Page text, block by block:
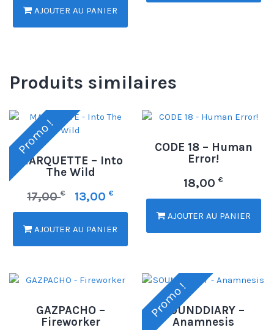
AJOUTER AU PANIER
Produits similaires
Promo !
MARQUETTE – Into
The Wild
17,00€ 13,00€
AJOUTER AU PANIER
CODE 18 – Human
Error!
18,00€
AJOUTER AU PANIER
GAZPACHO –
Fireworker
Promo !
SOUNDDIARY –
Anamnesis